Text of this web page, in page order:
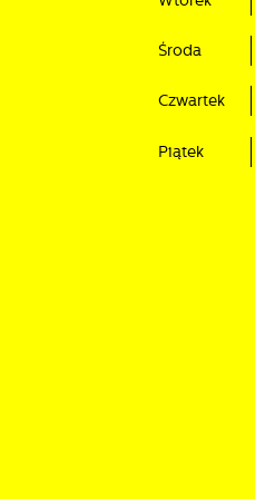
Środa
Czwartek
Piątek